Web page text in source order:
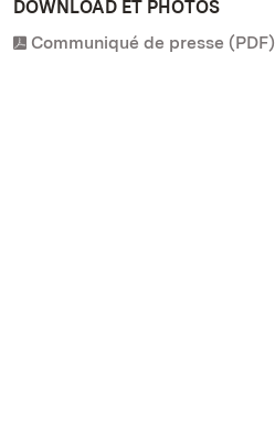
DOWNLOAD ET PHOTOS
Communiqué de presse (PDF)